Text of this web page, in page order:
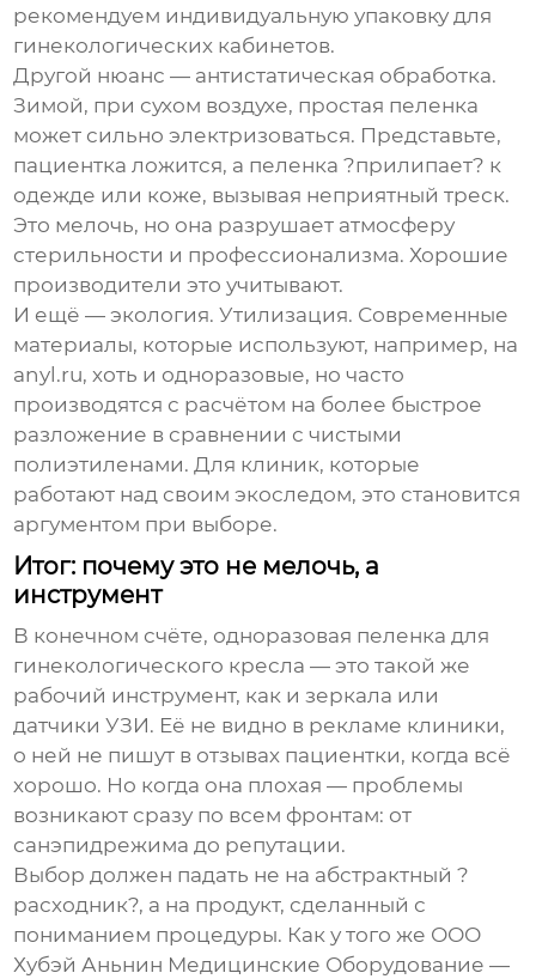
рекомендуем индивидуальную упаковку для
гинекологических кабинетов.
Другой нюанс — антистатическая обработка.
Зимой, при сухом воздухе, простая пеленка
может сильно электризоваться. Представьте,
пациентка ложится, а пеленка ?прилипает? к
одежде или коже, вызывая неприятный треск.
Это мелочь, но она разрушает атмосферу
стерильности и профессионализма. Хорошие
производители это учитывают.
И ещё — экология. Утилизация. Современные
материалы, которые используют, например, на
anyl.ru, хоть и одноразовые, но часто
производятся с расчётом на более быстрое
разложение в сравнении с чистыми
полиэтиленами. Для клиник, которые
работают над своим экоследом, это становится
аргументом при выборе.
Итог: почему это не мелочь, а
инструмент
В конечном счёте, одноразовая пеленка для
гинекологического кресла — это такой же
рабочий инструмент, как и зеркала или
датчики УЗИ. Её не видно в рекламе клиники,
о ней не пишут в отзывах пациентки, когда всё
хорошо. Но когда она плохая — проблемы
возникают сразу по всем фронтам: от
санэпидрежима до репутации.
Выбор должен падать не на абстрактный ?
расходник?, а на продукт, сделанный с
пониманием процедуры. Как у того же ООО
Хубэй Аньнин Медицинские Оборудование —